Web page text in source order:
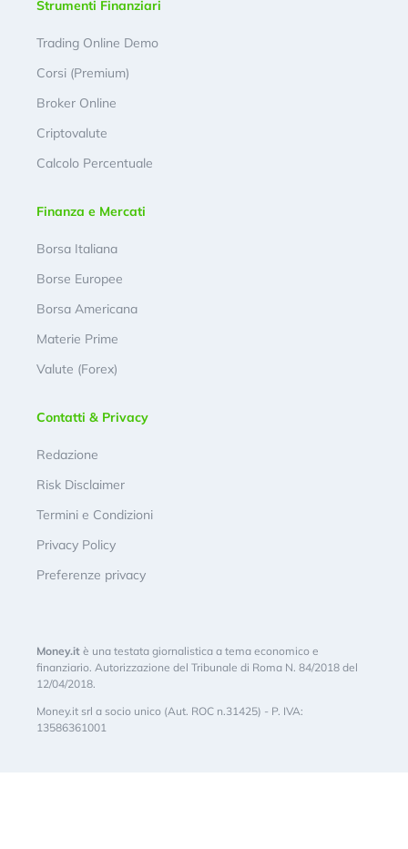
Strumenti Finanziari
Trading Online Demo
Corsi (Premium)
Broker Online
Criptovalute
Calcolo Percentuale
Finanza e Mercati
Borsa Italiana
Borse Europee
Borsa Americana
Materie Prime
Valute (Forex)
Contatti & Privacy
Redazione
Risk Disclaimer
Termini e Condizioni
Privacy Policy
Preferenze privacy
Money.it è una testata giornalistica a tema economico e
finanziario. Autorizzazione del Tribunale di Roma N. 84/2018 del
12/04/2018.
Money.it srl a socio unico (Aut. ROC n.31425) - P. IVA:
13586361001